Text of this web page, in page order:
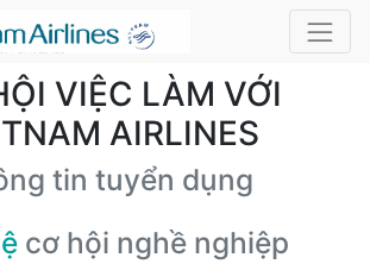
VIỆC LÀM VỚI
AIRLINES
tin tuyển dụng
cơ hội nghề nghiệp